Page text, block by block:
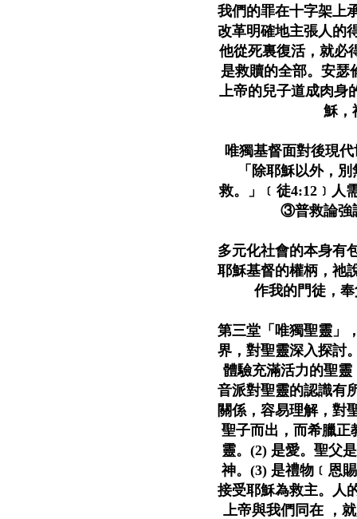
我們的罪在十字架上
改革明確地主張人的
他從死裏復活，就必
是救贖的全部。安瑟
上帝的兒子道成肉
穌
唯獨基督面對後現
「除耶穌以外，
救。」﹝徒4:12﹞人
③普救論強
多元化社會的本身有
耶穌基督的權柄，祂
作我的門徒，
第三堂「唯獨聖靈」
界，對聖靈深入探討
體驗充滿活力的聖
音派對聖靈的認識有
關係，容易理解，對
聖子而出，而希臘正
靈。(2) 是愛。聖父
神。(3) 是禮物﹝恩
接受耶穌為救主。人
上帝與我們同在 ，